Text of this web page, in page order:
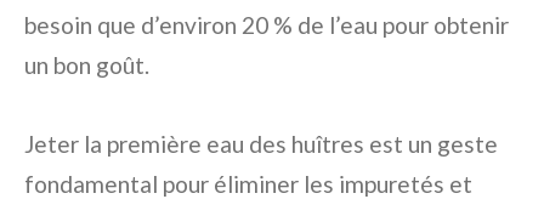
besoin que d’environ 20 % de l’eau pour obtenir
un bon goût.
Jeter la première eau des huîtres est un geste
fondamental pour éliminer les impuretés et